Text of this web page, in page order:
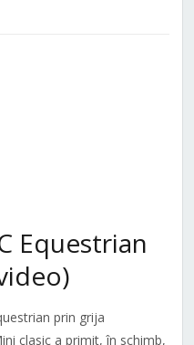
Equestrian
prin grija
clasic a primit, în schimb,